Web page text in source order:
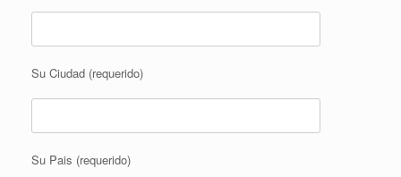
Su Ciudad (requerido)
Su Pais (requerido)